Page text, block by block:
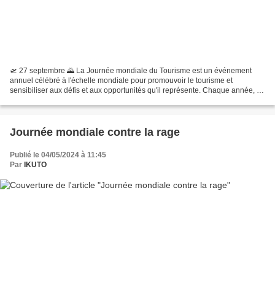
🛫 27 septembre 🌄 La Journée mondiale du Tourisme est un événement
annuel célébré à l'échelle mondiale pour promouvoir le tourisme et
sensibiliser aux défis et aux opportunités qu'il représente. Chaque année, le
Journée mondiale contre la rage
Publié le 04/05/2024 à 11:45
Par IKUTO